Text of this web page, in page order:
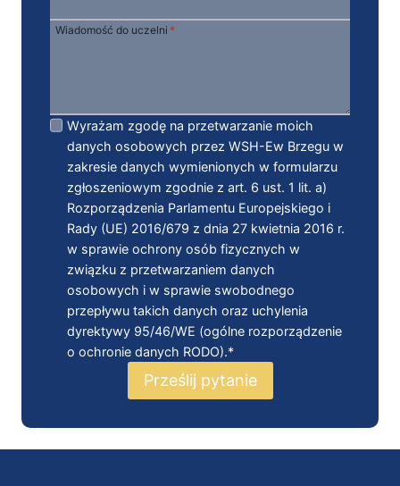
Wiadomość do uczelni *
Wyrażam zgodę na przetwarzanie moich
danych osobowych przez WSH-Ew Brzegu w
zakresie danych wymienionych w formularzu
zgłoszeniowym zgodnie z art. 6 ust. 1 lit. a)
Rozporządzenia Parlamentu Europejskiego i
Rady (UE) 2016/679 z dnia 27 kwietnia 2016 r.
w sprawie ochrony osób fizycznych w
związku z przetwarzaniem danych
osobowych i w sprawie swobodnego
przepływu takich danych oraz uchylenia
dyrektywy 95/46/WE (ogólne rozporządzenie
o ochronie danych RODO).*
Prześlij pytanie